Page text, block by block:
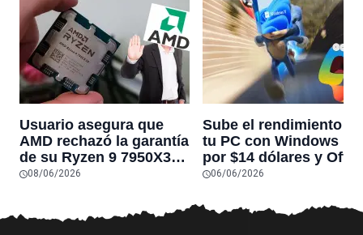
Usuario asegura que
AMD rechazó la garantía
de su Ryzen 9 7950X3D
después de que el
problema conocido
08/06/2026
Sube el rendimiento de
tu PC con Windows 11
por $14 dólares y
2024 por $18 en venta
06/06/2026